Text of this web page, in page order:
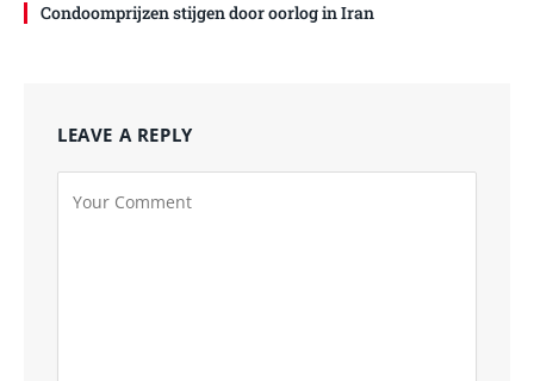
Condoomprijzen stijgen door oorlog in Iran
LEAVE A REPLY